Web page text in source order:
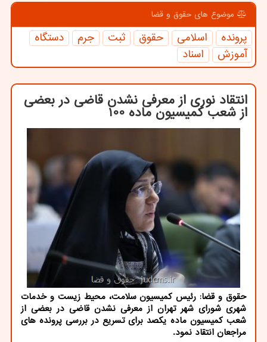
موضوع های حقوق و قضا
پرونده اسلامی حقوق ثبت جرم
دستگاه
آموزش
اسناد
انتقاد نوری از معرفی نشدن قاضی در بعضی
از شعب كمیسیون ماده 100
حقوق و قضا: رئیس كمیسیون سلامت، محیط زیست و خدمات
شهری شورای شهر تهران از معرفی نشدن قاضی در بعضی از
شعب كمیسیون ماده یكصد برای تسریع در بررسی پرونده های
مراجعان انتقاد نمود.